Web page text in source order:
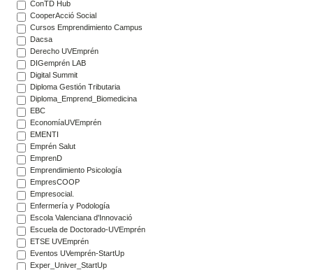
ConTD Hub
CooperAcció Social
Cursos Emprendimiento Campus
Dacsa
Derecho UVEmprén
DIGemprén LAB
Digital Summit
Diploma Gestión Tributaria
Diploma_Emprend_Biomedicina
EBC
EconomíaUVEmprén
EMENTI
Emprén Salut
EmprenD
Emprendimiento Psicología
EmpresCOOP
Empresocial.
Enfermería y Podología
Escola Valenciana d'Innovació
Escuela de Doctorado-UVEmprén
ETSE UVEmprén
Eventos UVemprén-StartUp
Exper_Univer_StartUp